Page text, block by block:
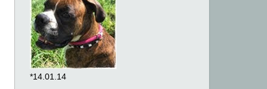
*14.01.14